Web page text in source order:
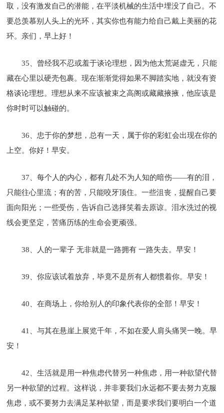
取，没有激发自己的潜能，在平淡机械的生活中埋没了自己。不
要总羡慕别人头上的光环，其实你也有能力给自己戴上美丽的花
环。亲们，早上好！
35、曾经我不忍或羞于谈论理想，因为他太荒诞虚无，只能
藏在心里以硬壳包裹。现在渐渐觉得如果不脚踏实地，就没有资
格谈论理想。理想从来不应该被束之高阁或藏藏掖掖，他应该是
你时时可以触碰的。
36、忠于你的梦想，总有一天，属于你的彩虹会出现在你的
上空。你好！早安。
37、每个人的内心，都有几处不为人知的暗伤——有的泪，
只能往心里流；有的苦，只能咬牙顶住。一些沮丧，提醒自己要
面向阳光；一些受伤，告诉自己选择笑着去原谅。泪水洗过的视
线会更坚定，苦痛历练的生命会更顽强。
38、人的一辈子 无非就是一路拥有 一路失去。早安！
39、你应该试着放弃，毕竟不是所有人都惯着你。早安！
40、在商场上，你给别人的印象代表你的全部！早安！
41、与其在悬崖上展览千年，不如在爱人肩头痛哭一晚。早
安！
42、生活就是用一种焦虑代替另一种焦虑，用一种欲望代替
另一种欲望的过程。这样说，并非要我们永远都不要去努力克服
焦虑，或不要努力去满足某种欲望，而是要求我们要明白一个道